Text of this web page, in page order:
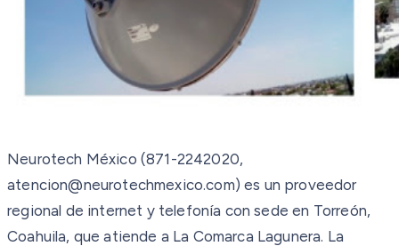
Neurotech México (871-2242020,
atencion@neurotechmexico.com) es un proveedor
regional de internet y telefonía con sede en Torreón,
Coahuila, que atiende a La Comarca Lagunera. La